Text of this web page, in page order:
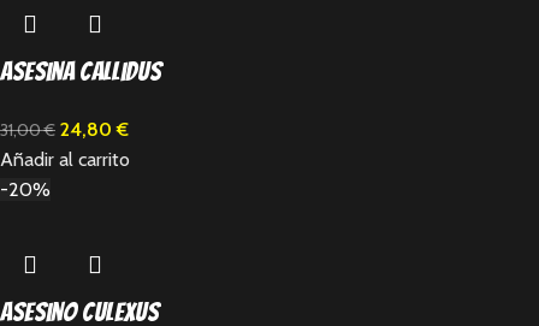
Asesina Callidus
31,00€ 24,80€
Añadir al carrito
-20%
Asesino Culexus